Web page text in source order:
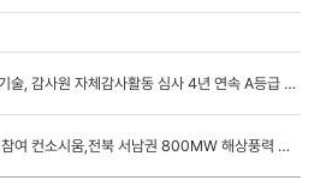
한국전력기술, 감사원 자체감사활동 심사 4년 연속 A등급 달성
한전기술 참여 컨소시움,전북 서남권 800MW 해상풍력 우선협상대상자 선정